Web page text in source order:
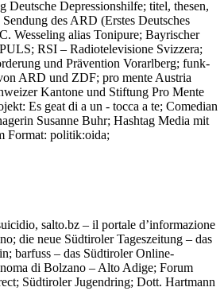
Depressionshilfe; titel, thesen,
Sendung des ARD (Erstes Deutsches
Wesseling alias Tonipure; Bayrischer
RSI – Radiotelevisione Svizzera;
und Prävention Vorarlberg; funk-
ARD und ZDF; pro mente Austria
Kantone und Stiftung Pro Mente
Es geat di a un - tocca a te; Comedian
Susanne Buhr; Hashtag Media mit
Format: politik:oida;
salto.bz – il portale d’informazione
die neue Südtiroler Tageszeitung – das
barfuss – das Südtiroler Online-
di Bolzano – Alto Adige; Forum
Südtiroler Jugendring; Dott. Hartmann